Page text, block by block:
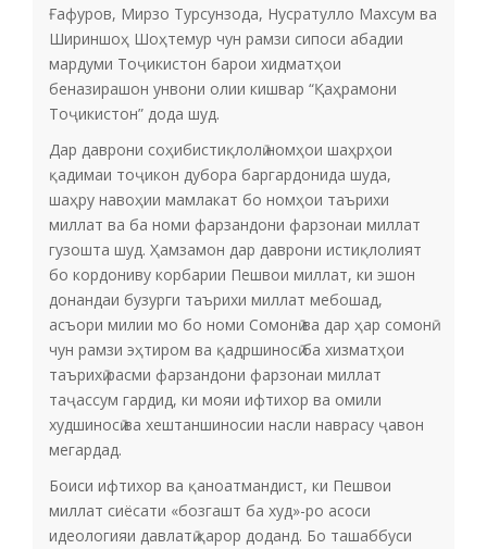
Ғафуров, Мирзо Турсунзода, Нусратулло Махсум ва
Шириншоҳ Шоҳтемур чун рамзи сипоси абадии
мардуми Тоҷикистон барои хидматҳои
беназирашон унвони олии кишвар “Қаҳрамони
Тоҷикистон” дода шуд.
Дар даврони соҳибистиқлолӣ номҳои шаҳрҳои
қадимаи тоҷикон дубора баргардонида шуда,
шаҳру навоҳии мамлакат бо номҳои таърихи
миллат ва ба номи фарзандони фарзонаи миллат
гузошта шуд. Ҳамзамон дар даврони истиқлолият
бо кордониву корбарии Пешвои миллат, ки эшон
донандаи бузурги таърихи миллат мебошад,
асъори милии мо бо номи Сомонӣ ва дар ҳар сомонӣ
чун рамзи эҳтиром ва қадршиносӣ ба хизматҳои
таърихӣ расми фарзандони фарзонаи миллат
таҷассум гардид, ки мояи ифтихор ва омили
худшиносӣ ва хештаншиносии насли наврасу ҷавон
мегардад.
Боиси ифтихор ва қаноатмандист, ки Пешвои
миллат сиёсати «бозгашт ба худ»-ро асоси
идеологияи давлатӣ қарор доданд. Бо ташаббуси